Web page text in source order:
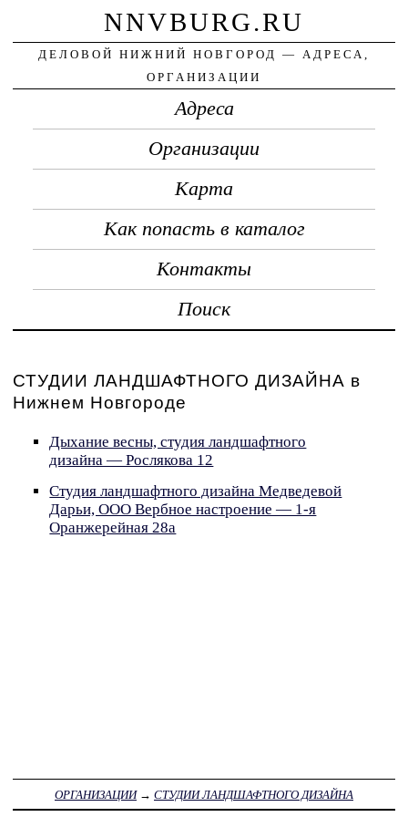
NNVBURG.RU
ДЕЛОВОЙ НИЖНИЙ НОВГОРОД — АДРЕСА,
ОРГАНИЗАЦИИ
Адреса
Организации
Карта
Как попасть в каталог
Контакты
Поиск
СТУДИИ ЛАНДШАФТНОГО ДИЗАЙНА в
Нижнем Новгороде
Дыхание весны, студия ландшафтного
дизайна — Рослякова 12
Студия ландшафтного дизайна Медведевой
Дарьи, ООО Вербное настроение — 1-я
Оранжерейная 28а
ОРГАНИЗАЦИИ→ СТУДИИ ЛАНДШАФТНОГО ДИЗАЙНА